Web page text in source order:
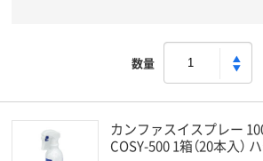
数量
カンファスイスプレー
COSY-500 1箱（20本入）